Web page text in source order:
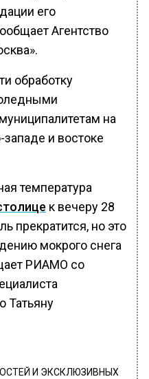
его
Агентство
обработку
на
и востоке
температура
к вечеру 28
прекратится, но это
мокрого снега
РИАМО со
Татьяну
И ЭКСКЛЮЗИВНЫХ